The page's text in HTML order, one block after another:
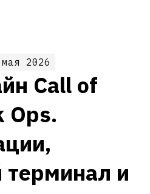
2026
Call of
Ops.
терминал и